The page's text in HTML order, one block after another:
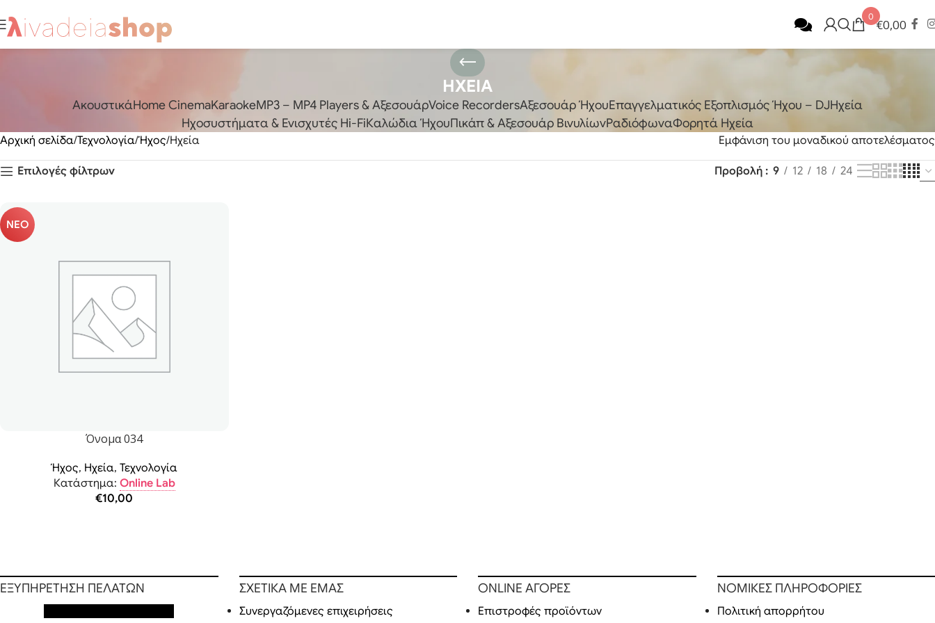
0 €0,00
ΗΧΕΙΑ
AκουστικάHome CinemaKaraokeMP3 – MP4 Players & ΑξεσουάρVoice RecordersΑξεσουάρ ΉχουΕπαγγελματικός Εξοπλισμός Ήχου – DJΗχεία
Ηχοσυστήματα & Ενισχυτές Hi-FiΚαλώδια ΉχουΠικάπ & Αξεσουάρ ΒινυλίωνΡαδιόφωναΦορητά Ηχεία
Αρχική σελίδα Τεχνολογία Ήχος Ηχεία Εμφάνιση του μοναδικού αποτελέσματος
Επιλογές φίλτρων Προβολή 9 12 18 24
ΝΕΟ
Όνομα 034
Ήχος, Ηχεία,Τεχνολογία
Κατάστημα: Online Lab
€10,00
ΕΞΥΠΗΡΕΤΗΣΗ ΠΕΛΑΤΩΝ ΣΧΕΤΙΚΑ ΜΕ ΕΜΑΣ
Συνεργαζόμενες επιχειρήσεις
ONLINE ΑΓΟΡΕΣ
Επιστροφές προϊόντων
ΝΟΜΙΚΕΣ ΠΛΗΡΟΦΟΡΙΕΣ
Πολιτική απορρήτου